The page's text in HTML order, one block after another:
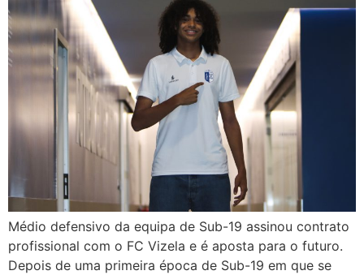
Médio defensivo da equipa de Sub-19 assinou contrato
profissional com o FC Vizela e é aposta para o futuro.
Depois de uma primeira época de Sub-19 em que se